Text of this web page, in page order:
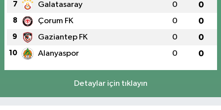
7 Galatasaray 0 0
8 Çorum FK 0 0
9 Gaziantep FK 0 0
10 Alanyaspor 0 0
Detaylar için tıklayın